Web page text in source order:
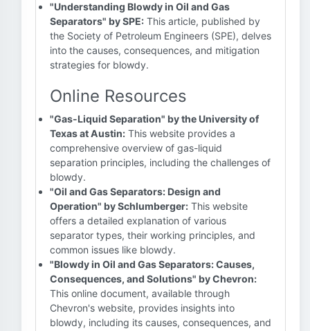
"Understanding Blowdy in Oil and Gas
Separators" by SPE: This article, published by
the Society of Petroleum Engineers (SPE), delves
into the causes, consequences, and mitigation
strategies for blowdy.
Online Resources
"Gas-Liquid Separation" by the University of
Texas at Austin: This website provides a
comprehensive overview of gas-liquid
separation principles, including the challenges of
blowdy.
"Oil and Gas Separators: Design and
Operation" by Schlumberger: This website
offers a detailed explanation of various
separator types, their working principles, and
common issues like blowdy.
"Blowdy in Oil and Gas Separators: Causes,
Consequences, and Solutions" by Chevron:
This online document, available through
Chevron's website, provides insights into
blowdy, including its causes, consequences, and